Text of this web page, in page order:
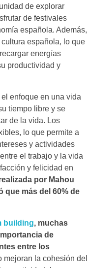
de explorar
de festivales
española. Además,
española, lo que
energías
productividad y
enfoque en una vida
tiempo libre y se
de la vida. Los
lo que permite a
y actividades
el trabajo y la vida
y felicidad en
por Mahou
que más del 60% de
building, muchas
de
entre los
mejoran la cohesión del